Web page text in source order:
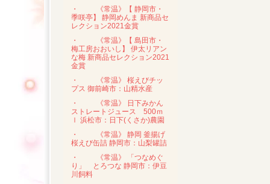
・
《常温》【 静岡市・
季咲亭】 静岡めんま 新商品セ
レクション2021金賞
・
《常温》【 島田市・
梅工房おおいし】 伊太リアン
な梅 新商品セレクション2021
金賞
・
《常温》 桜えびチッ
プス 御前崎市：山精水産
・
《常温》 日下みかん
ストレートジュース 500ｍ
ｌ 浜松市：日下(くさか)農園
・
《常温》 静岡 釜揚げ
桜えび缶詰 静岡市：山梨罐詰
・
《常温》 「つなめぐ
り」 とろつな 静岡市：伊豆
川飼料